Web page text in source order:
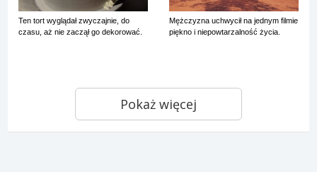
Ten tort wyglądał zwyczajnie, do
czasu, aż nie zaczął go dekorować.
Mężczyzna uchwycił na jednym filmie
piękno i niepowtarzalność życia.
Pokaż więcej